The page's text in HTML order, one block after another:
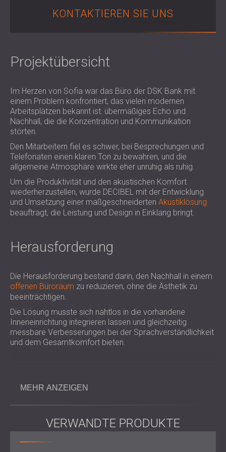
SCHALLSCHUTZ UND AKUSTIK FÜR
HALLEN
EINZELHANDELSFLÄCHEN
SCHALLSCHUTZ UND AKUSTIK FÜR
BILDUNGSEINRICHTUNGEN
SCHALLSCHUTZ UND AKUSTIK FÜR
GESUNDHEITSEINRICHTUNGE
SCHALLSCHUTZ UND
AKUSTIKLÖSUNGEN FÜR DEN
AUDIOLOGIEBEREICH
SCHALLDÄMMUNG UND
AKUSTIKLÖSUNGEN FÜR
RECHENZENTREN
POLAND (PL)
SOUTH AFRICA (ZA)
KONTAKTIEREN SIE UNS
Projektübersicht
Im Herzen von Sofia war das Büro der DSK Bank mit
einem Problem konfrontiert, das vielen modernen
Arbeitsplätzen bekannt ist: übermäßiges Echo und
Nachhall, die die Konzentration und Kommunikation
störten.
Den Mitarbeitern fiel es schwer, bei Besprechungen und
Telefonaten einen klaren Ton zu bewahren, und die
allgemeine Atmosphäre wirkte eher unruhig als ruhig.
Um die Produktivität und den akustischen Komfort
wiederherzustellen, wurde DECIBEL mit der Entwicklung
und Umsetzung einer maßgeschneiderten Akustiklösung
beauftragt, die Leistung und Design in Einklang bringt.
Herausforderung
Die Herausforderung bestand darin, den Nachhall in einem
offenen Büroraum zu reduzieren, ohne die Ästhetik zu
beeinträchtigen.
Die Lösung musste sich nahtlos in die vorhandene
Inneneinrichtung integrieren lassen und gleichzeitig
messbare Verbesserungen bei der Sprachverständlichkeit
und dem Gesamtkomfort bieten.
Entwurf einer maßgeschneiderten akustischen
Behandlungslösung
Lieferung und Montage von Akustikplatten aus Textil
MEHR ANZEIGEN
VERWANDTE PRODUKTE